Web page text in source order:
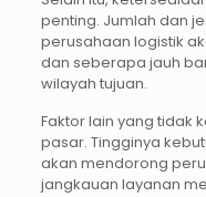
penting. Jumlah dan
perusahaan logistik
dan seberapa jauh
wilayah tujuan.
Faktor lain yang tidak
pasar. Tingginya
akan mendorong
jangkauan layanan